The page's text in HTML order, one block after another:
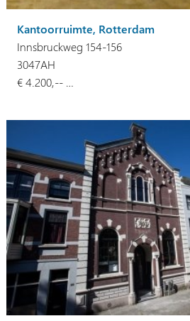
Kantoorruimte, Rotterdam
Innsbruckweg 154-156
3047AH
€ 4.200,-- …